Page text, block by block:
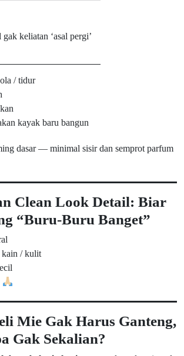
keliatan ‘asal pergi’
/ tidur
kayak baru bangun
dasar — minimal sisir dan semprot parfum
Clean Look Detail: Biar
“Buru-Buru Banget”
kain / kulit
Mie Gak Harus Ganteng,
Gak Sekalian?